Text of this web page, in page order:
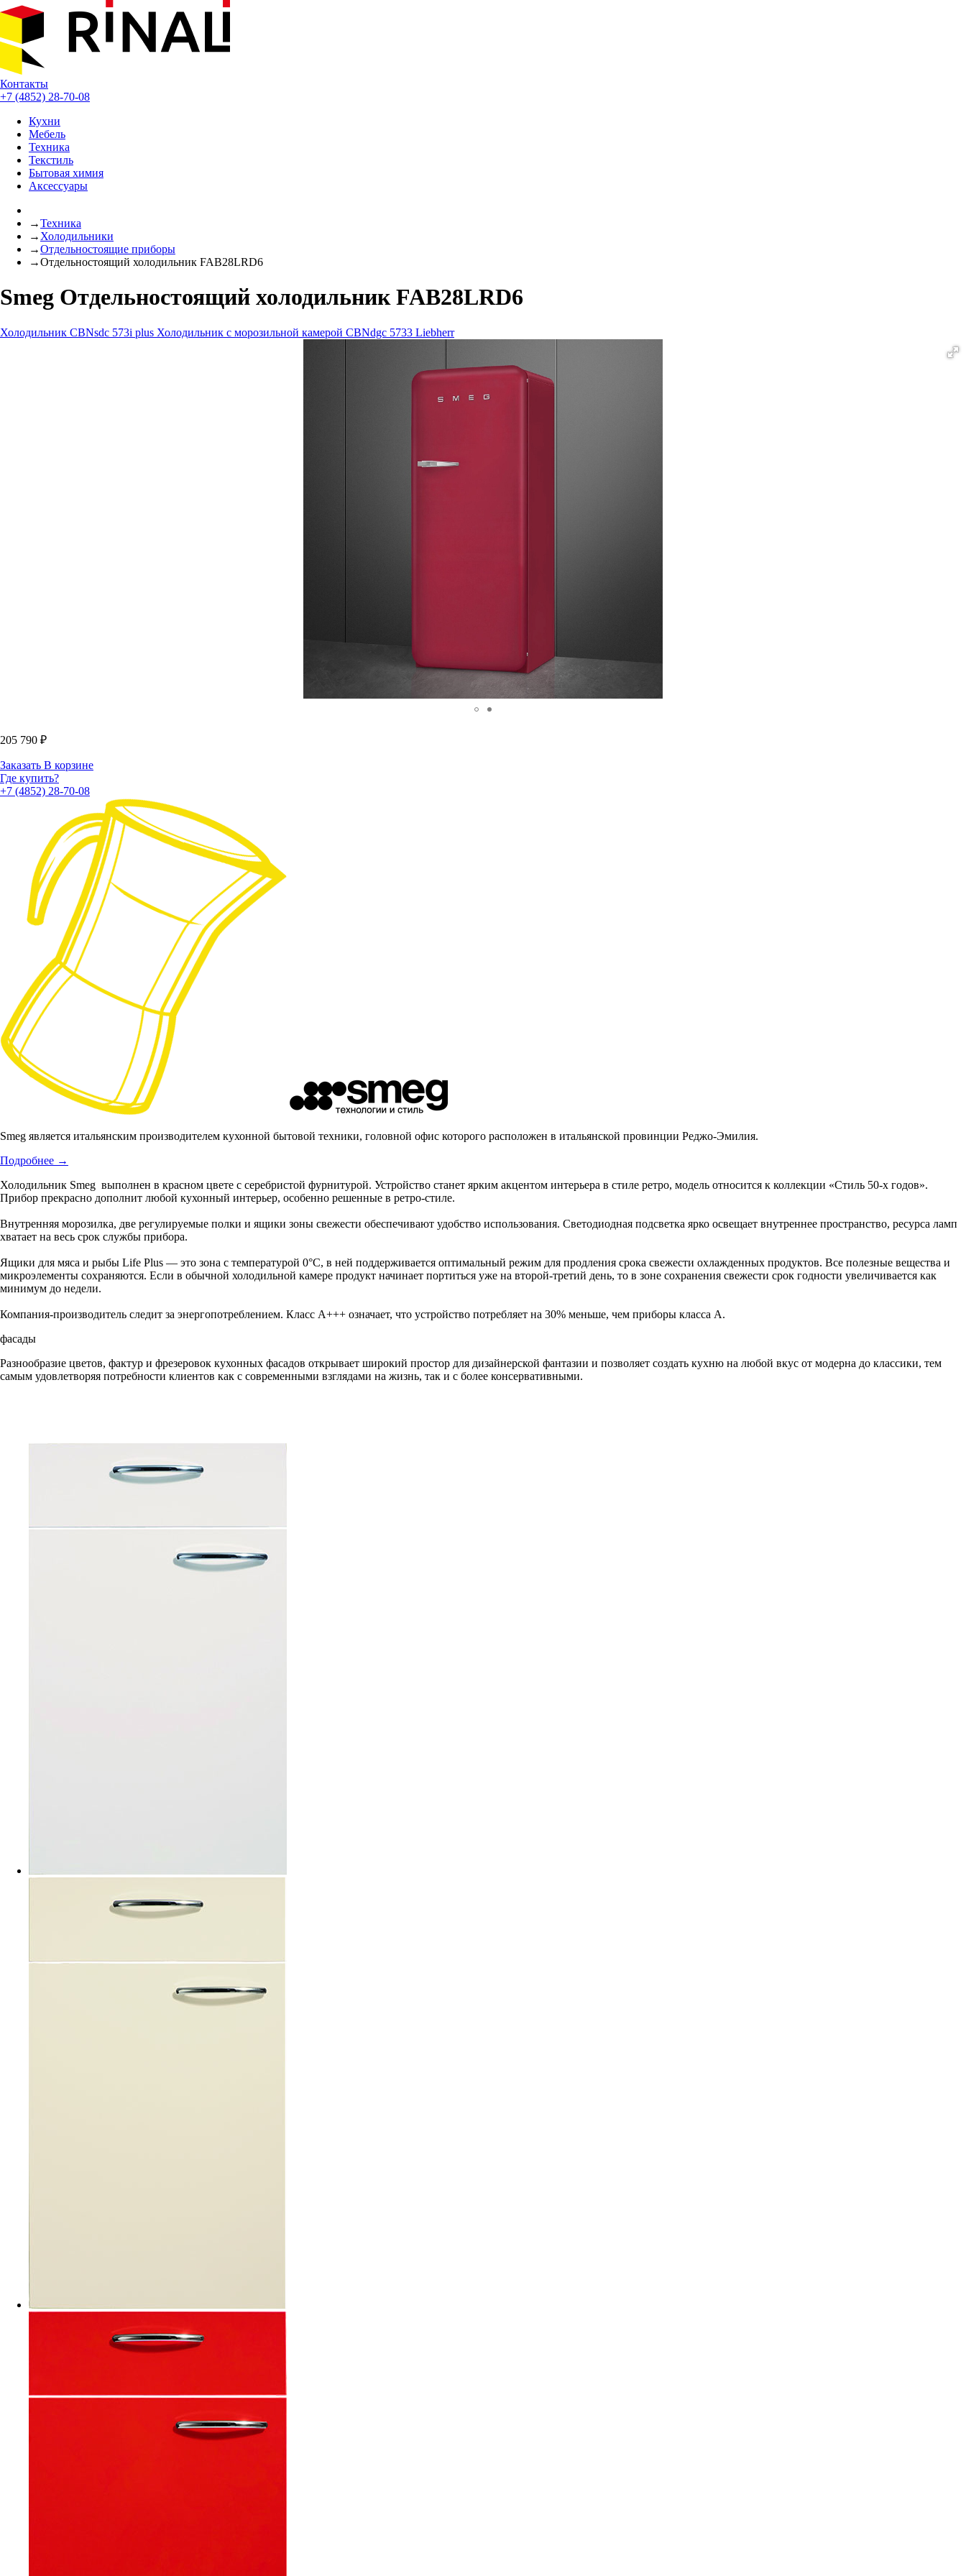
Контакты
+7 (4852) 28-70-08
Кухни
Мебель
Техника
Текстиль
Бытовая химия
Аксессуары
→Техника
→ Холодильники
→Отдельностоящие приборы
→Отдельностоящий холодильник FAB28LRD6
Smeg Отдельностоящий холодильник FAB28LRD6
Холодильник CBNsdc 573i plus Холодильник с морозильной камерой CBNdgc 5733 Liebherr
205 790 ₽
Заказать В корзине
Где купить?
+7 (4852) 28-70-08
Smeg является итальянским производителем кухонной бытовой техники, головной офис которого расположен в итальянской провинции Реджо-Эмилия.
Подробнее →
Холодильник Smeg выполнен в красном цвете с серебристой фурнитурой. Устройство станет ярким акцентом интерьера в стиле ретро, модель относится к коллекции «Стиль 50-х годов».
Прибор прекрасно дополнит любой кухонный интерьер, особенно решенные в ретро-стиле.
Внутренняя морозилка, две регулируемые полки и ящики зоны свежести обеспечивают удобство использования. Светодиодная подсветка ярко освещает внутреннее пространство, ресурса ламп
хватает на весь срок службы прибора.
Ящики для мяса и рыбы Life Plus — это зона с температурой 0°C, в ней поддерживается оптимальный режим для продления срока свежести охлажденных продуктов. Все полезные вещества и
микроэлементы сохраняются. Если в обычной холодильной камере продукт начинает портиться уже на второй-третий день, то в зоне сохранения свежести срок годности увеличивается как
минимум до недели.
Компания-производитель следит за энергопотреблением. Класс A+++ означает, что устройство потребляет на 30% меньше, чем приборы класса A.
фасады
Разнообразие цветов, фактур и фрезеровок кухонных фасадов открывает широкий простор для дизайнерской фантазии и позволяет создать кухню на любой вкус от модерна до классики, тем
самым удовлетворяя потребности клиентов как с современными взглядами на жизнь, так и с более консервативными.